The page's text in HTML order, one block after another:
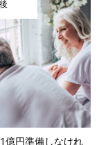
億円準備しなけれ